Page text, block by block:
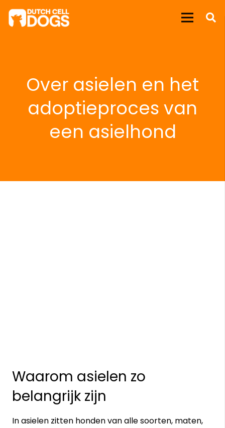
Over asielen en het
adoptieproces van
een asielhond
Waarom asielen zo
belangrijk zijn
In asielen zitten honden van alle soorten, maten,